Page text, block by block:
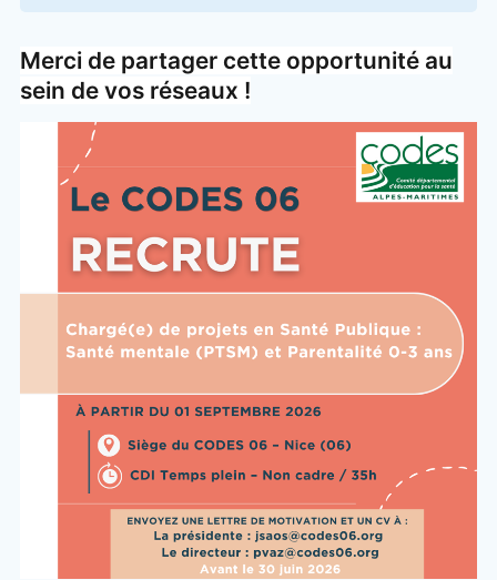
Merci de partager cette opportunité au
sein de vos réseaux !